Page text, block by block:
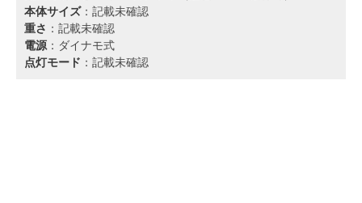
本体サイズ：記載未確認
重さ ：記載未確認
電源 ：ダイナモ式
点灯モード ：記載未確認